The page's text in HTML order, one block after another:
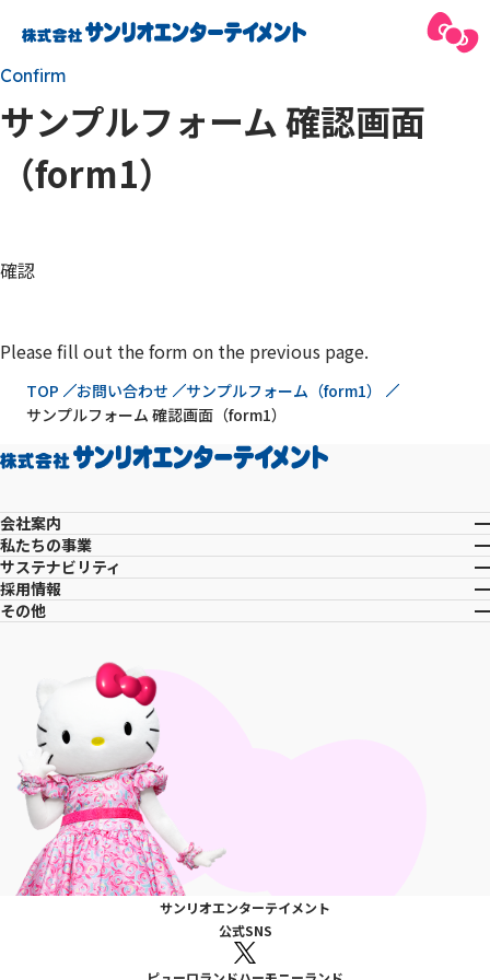
Confirm
サンプルフォーム 確認画面
（form1）
確認
Please fill out the form on the previous page.
現在位置
TOP お問い合わせ
サンプルフォーム（form1）
サンプルフォーム 確認画面（form1）
会社案内
私たちの事業
サステナビリティ
採用情報
その他
サンリオエンターテイメント
公式SNS